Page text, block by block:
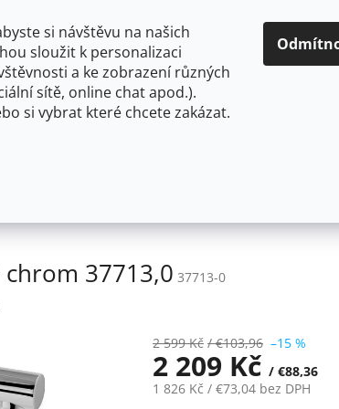
si návštěvu na našich
sloužit k personalizaci
a ke zobrazení různých
sítě, online chat apod.).
si vybrat které chcete zakázat.
HLEDAT
chrom 37713,0
chrom 37713,0 37713-0
2 599 Kč / €103,96 –15 %
2 209 Kč / €88,36
1 826 Kč / €73,04 bez DPH